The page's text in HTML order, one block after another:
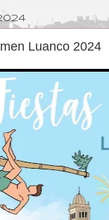
Luanco 2024